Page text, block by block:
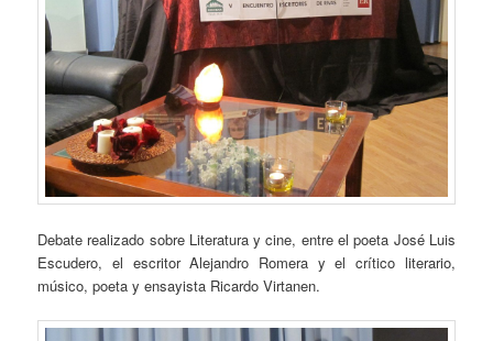
Debate realizado sobre Literatura y cine, entre el poeta José Luis
Escudero, el escritor Alejandro Romera y el crítico literario,
músico, poeta y ensayista Ricardo Virtanen.